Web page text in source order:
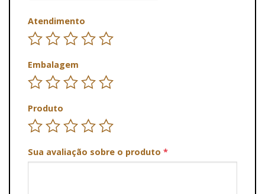
Atendimento
Embalagem
Produto
Sua avaliação sobre o produto *